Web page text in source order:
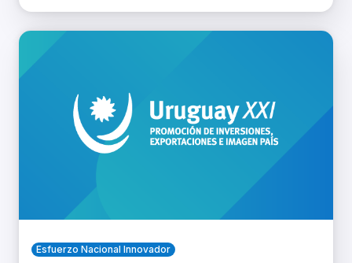
Esfuerzo Nacional Innovador